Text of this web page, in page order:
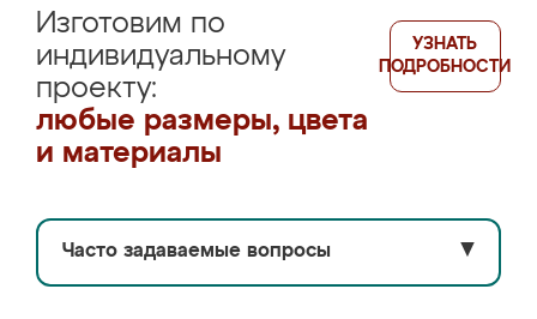
Изготовим по
индивидуальному
проекту:
любые размеры, цвета
и материалы
УЗНАТЬ
ПОДРОБНОСТИ
Часто задаваемые вопросы ▼